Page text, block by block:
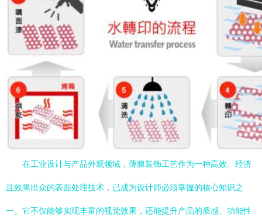
在工业设计与产品外观领域，薄膜装饰工艺作为一种高效、经济
且效果出众的表面处理技术，已成为设计师必须掌握的核心知识之
一。它不仅能够实现丰富的视觉效果，还能提升产品的质感、功能性